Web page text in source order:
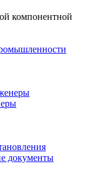
компонентной
документы